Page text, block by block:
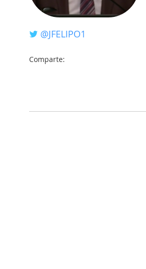
@JFELIPO1
Comparte: